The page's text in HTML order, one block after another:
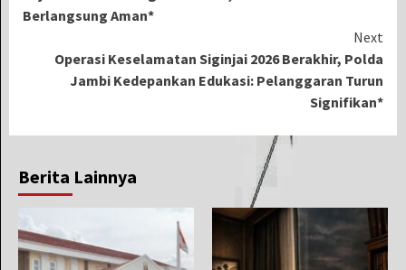
Berlangsung Aman*
Next
Operasi Keselamatan Siginjai 2026 Berakhir, Polda
Jambi Kedepankan Edukasi: Pelanggaran Turun
Signifikan*
Berita Lainnya